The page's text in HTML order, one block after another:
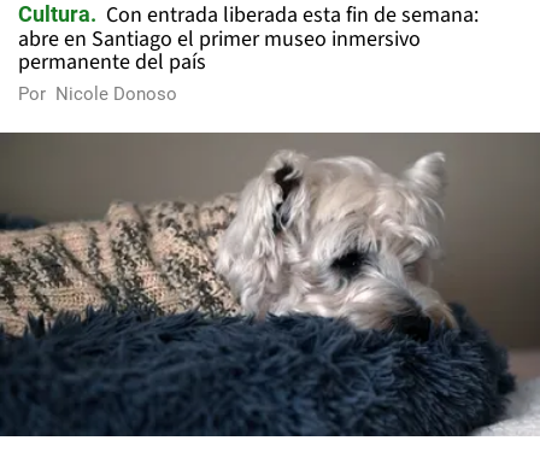
Cultura
Con entrada liberada esta fin de semana:
abre en Santiago el primer museo inmersivo
permanente del país
Por Nicole Donoso